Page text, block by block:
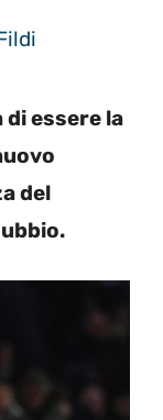
essere la
del